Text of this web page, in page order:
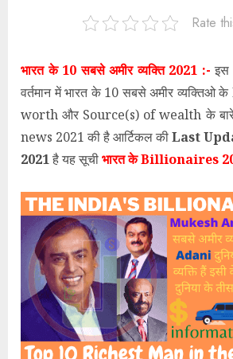
Rate
भारत के 10 सबसे अमीर व्यक्ति 2021 :- इस
वर्तमान में भारत के 10 सबसे अमीर
worth और Source(s) of wealth के बारे
news 2021 की है आर्टिकल कीLast
2021है यह सूचीभारत के Billionaires